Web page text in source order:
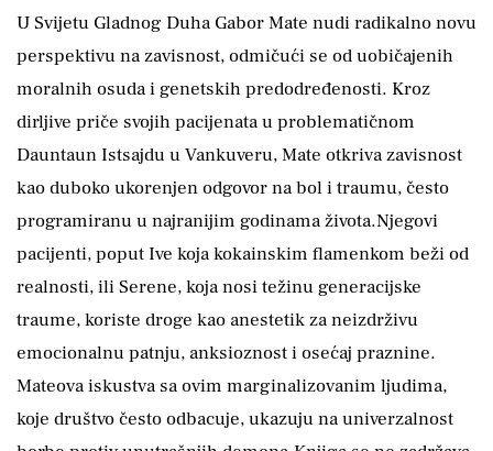
U Svijetu Gladnog Duha Gabor Mate nudi radikalno novu
perspektivu na zavisnost, odmičući se od uobičajenih
moralnih osuda i genetskih predodređenosti. Kroz
dirljive priče svojih pacijenata u problematičnom
Dauntaun Istsajdu u Vankuveru, Mate otkriva zavisnost
kao duboko ukorenjen odgovor na bol i traumu, često
programiranu u najranijim godinama života.Njegovi
pacijenti, poput Ive koja kokainskim flamenkom beži od
realnosti, ili Serene, koja nosi težinu generacijske
traume, koriste droge kao anestetik za neizdrživu
emocionalnu patnju, anksioznost i osećaj praznine.
Mateova iskustva sa ovim marginalizovanim ljudima,
koje društvo često odbacuje, ukazuju na univerzalnost